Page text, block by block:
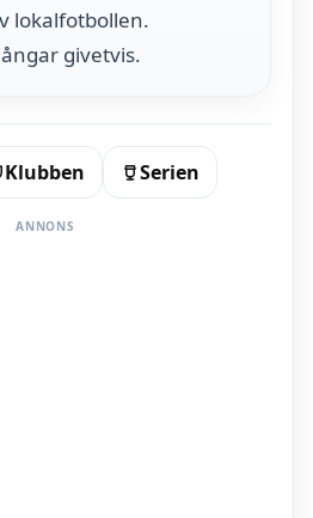
lokalfotbollen.
givetvis.
Klubben Serien
ANNONS